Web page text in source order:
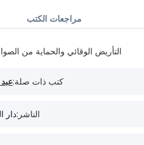
مراجعات الكتب
التأريض الوقائي والحماية من
كتب ذات صلة:
الناشر:دار